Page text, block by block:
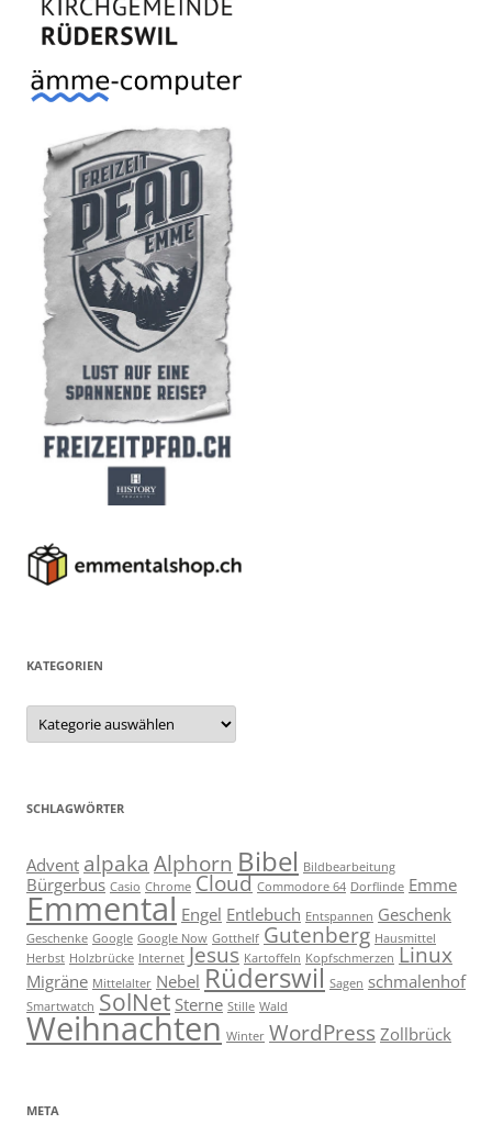
KATEGORIEN
Kategorien
SCHLAGWÖRTER
Advent alpaka Alphorn Bibel Bildbearbeitung
Bürgerbus Casio Chrome Cloud Commodore 64 Dorflinde Emme
Emmental Engel Entlebuch Entspannen Geschenk
Geschenke Google Google Now Gotthelf Gutenberg Hausmittel
Herbst Holzbrücke Internet Jesus Kartoffeln Kopfschmerzen Linux
Migräne Mittelalter Nebel Rüderswil Sagen schmalenhof
Smartwatch SolNet Sterne Stille Wald
Weihnachten Winter WordPress Zollbrück
META